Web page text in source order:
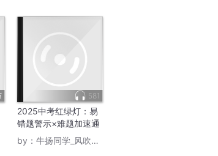
581
2025中考红绿灯：易
错题警示×难题加速通
关
by： 牛扬同学_风吹牛扬